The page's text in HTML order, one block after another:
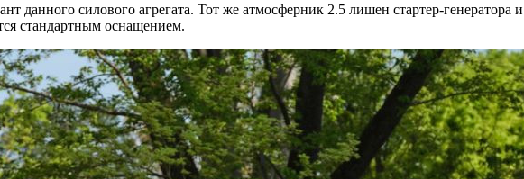
силового агрегата. Тот же атмосферник 2.5 лишен стартер-
стандартным оснащением.